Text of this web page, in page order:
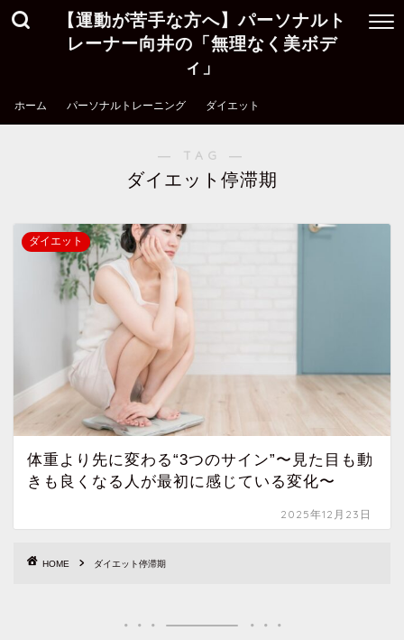
【運動が苦手な方へ】パーソナルト
レーナー向井の「無理なく美ボデ
ィ」
ホーム パーソナルトレーニング ダイエット
― TAG ―
ダイエット停滞期
ダイエット
体重より先に変わる“3つのサイン”〜見た目も動
きも良くなる人が最初に感じている変化〜
2025年12月23日
HOME ダイエット停滞期